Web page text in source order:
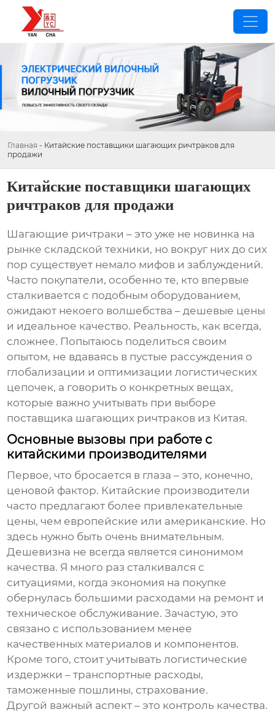
Главная - Китайские поставщики шагающих ричтраков для
продажи
Китайские поставщики шагающих
ричтраков для продажи
Шагающие ричтраки – это уже не новинка на
рынке складской техники, но вокруг них до сих
пор существует немало мифов и заблуждений.
Часто покупатели, особенно те, кто впервые
сталкивается с подобным оборудованием,
ожидают некоего волшебства – дешевые цены
и идеальное качество. Реальность, как всегда,
сложнее. Попытаюсь поделиться своим
опытом, не вдаваясь в пустые рассуждения о
глобализации и оптимизации логистических
цепочек, а говорить о конкретных вещах,
которые важно учитывать при выборе
поставщика шагающих ричтраков из Китая.
Основные вызовы при работе с
китайскими производителями
Первое, что бросается в глаза – это, конечно,
ценовой фактор. Китайские производители
часто предлагают более привлекательные
цены, чем европейские или американские. Но
здесь нужно быть очень внимательным.
Дешевизна не всегда является синонимом
качества. Я много раз сталкивался с
ситуациями, когда экономия на покупке
обернулась большими расходами на ремонт и
техническое обслуживание. Зачастую, это
связано с использованием менее
качественных материалов и компонентов.
Кроме того, стоит учитывать логистические
издержки – транспортные расходы,
таможенные пошлины, страхование.
Другой важный аспект – это контроль качества.